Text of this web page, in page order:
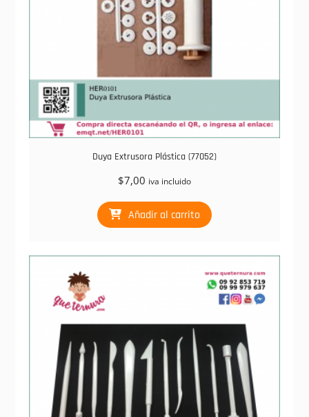
Duya Extrusora Plástica (77052)
$7,00 iva incluido
Añadir al carrito